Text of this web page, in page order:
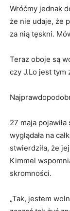
Wróćmy jednak
że nie udaje, że
za nią tęskni.
Teraz oboje są
czy J.Lo jest tym
27 maja
wyglądała na
stwierdziła, że
Kimmel
skromności.
„Tak, jestem